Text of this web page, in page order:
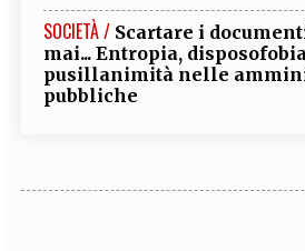
SOCIETÀ / Scartare i
mai... Entropia,
pusillanimità nelle
pubbliche